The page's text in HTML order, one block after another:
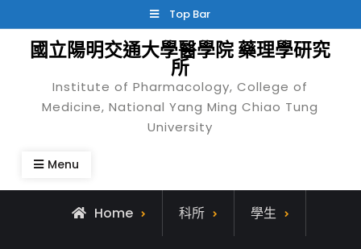
to
content
Top Bar
國立陽明交通大學醫學院 藥理學研究
所
Institute of Pharmacology, College of
Medicine, National Yang Ming Chiao Tung
University
Menu
Home 科所 學生